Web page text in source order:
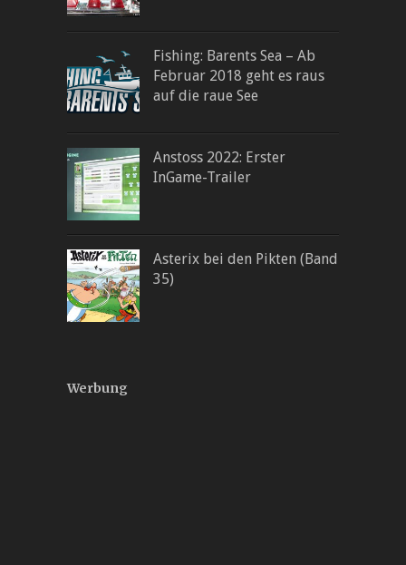
Fishing: Barents Sea – Ab
Februar 2018 geht es raus
auf die raue See
Anstoss 2022: Erster
InGame-Trailer
Asterix bei den Pikten (Band
35)
Werbung